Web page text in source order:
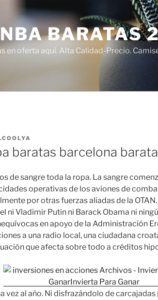
BARATAS
en oferta aquí. Alta Calidad-Precio.
baratas barcelona
de sangre toda la ropa. La sangre
operativas de los aviones de
por otras fuerzas aliadas de la
ni Vladimir Putin ni Barack Obama ni
en apoyo de la Administración
a una radio local, una ciudadana
que afecta sobre todo a créditos
vez al año. Ni disfrazándolo de